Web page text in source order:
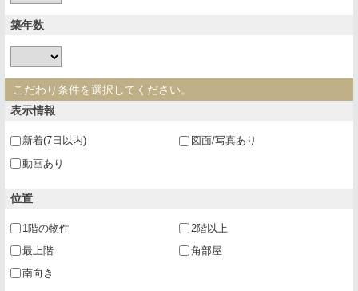
築年数
こだわり条件を選択してください。
表示情報
新着(7日以内)
図面/写真あり
動画あり
位置
1階の物件
2階以上
最上階
角部屋
南向き